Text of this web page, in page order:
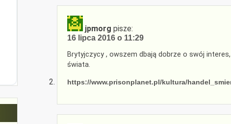
jpmorg pisze:
16 lipca 2016 o 11:29
Brytyjczycy , owszem dbają dobrze o swój
świata.
https://www.prisonplanet.pl/kultura/